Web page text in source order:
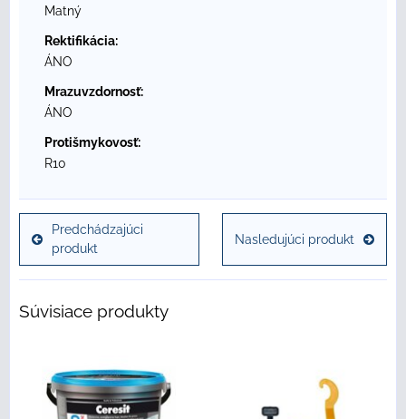
Matný
Rektifikácia:
ÁNO
Mrazuvzdornosť:
ÁNO
Protišmykovosť:
R10
Predchádzajúci
produkt
Nasledujúci produkt
Súvisiace produkty